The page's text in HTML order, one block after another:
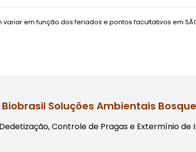
em função dos feriados e pontos facultativos em
Soluções Ambientais
Controle de Pragas e Extermínio